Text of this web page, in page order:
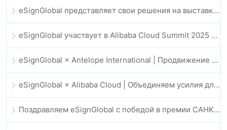
eSignGlobal представляет свои решения на выставке GIS Global Innovation Expo 2025
eSignGlobal участвует в Alibaba Cloud Summit 2025 в Гонконге, продвигая облачные инновации на базе ИИ и цифровое доверие
eSignGlobal × Antelope International | Продвижение безопасных цифровых рабочих процессов на базе ИИ
eSignGlobal × Alibaba Cloud | Объединяем усилия для укрепления глобального цифрового доверия в финтехе
Поздравляем eSignGlobal с победой в премии CAHK STAR Award 2025!